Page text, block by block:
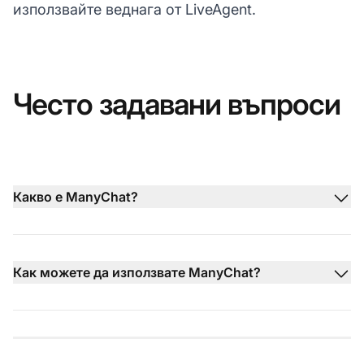
използвайте веднага от LiveAgent.
Често задавани въпроси
Какво е ManyChat?
Как можете да използвате ManyChat?